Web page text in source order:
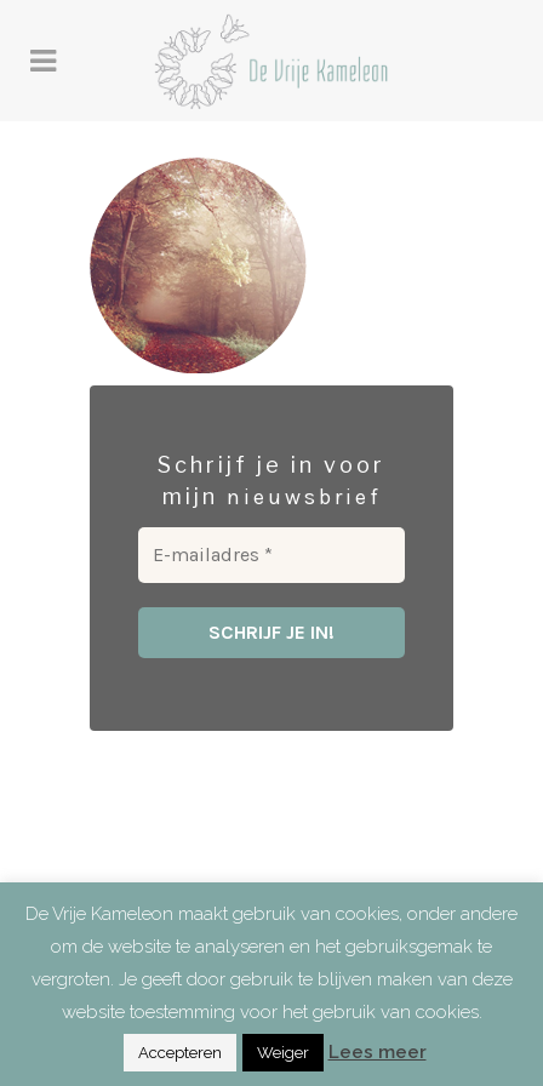
Schrijf je in voor
mijn nieuwsbrief
De Vrije Kameleon maakt gebruik van cookies, onder andere
om de website te analyseren en het gebruiksgemak te
vergroten. Je geeft door gebruik te blijven maken van deze
website toestemming voor het gebruik van cookies.
Accepteren Weiger Lees meer